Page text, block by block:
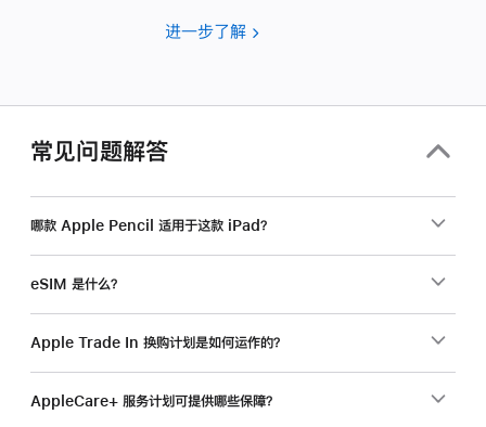
进一步了解 要
的
选
购
常见问题解答
哪款 Apple Pencil 适用于这款 iPad？
eSIM 是什么？
Apple Trade In 换购计划是如何运作的？
AppleCare+ 服务计划可提供哪些保障？